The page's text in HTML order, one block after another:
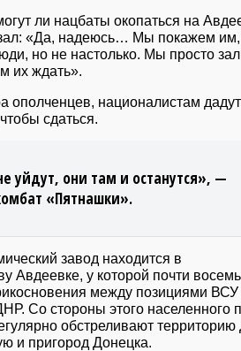
ли нацбаты окопаться на
«Да, надеюсь… Мы покажем им,
но не настолько. Мы просто
их ждать».
ополченцев, националистам дадут
сдаться.
уйдут, они там и останутся», —
«Пятнашки».
завод находится в
Авдеевке, у которой почти
между позициями ВСУ
Со стороны этого населенного
обстреливают
и пригород Донецка.